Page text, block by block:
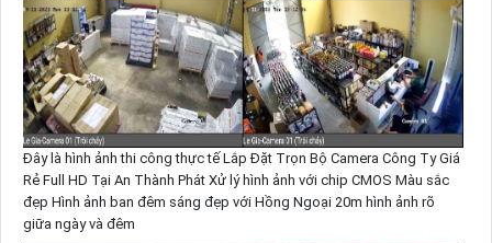
Đây là hình ảnh thi công thực tế Lắp Đặt Trọn Bộ Camera Công Ty Giá
Rẻ Full HD Tại An Thành Phát Xử lý hình ảnh với chip CMOS Màu sắc
đẹp Hình ảnh ban đêm sáng đẹp với Hồng Ngoại 20m hình ảnh rõ
giữa ngày và đêm